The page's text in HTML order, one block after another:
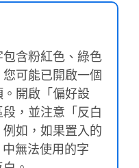
含粉紅色、綠色
可能已開啟一個
開啟「偏好設
，並注意「反白
如，如果置入的
無法使用的字